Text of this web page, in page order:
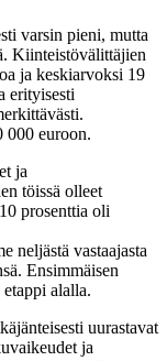
varsin pieni, mutta
Kiinteistövälittäjien
ja keskiarvoksi 19
erityisesti
000 euroon.
ja
töissä olleet
prosenttia oli
neljästä vastaajasta
Ensimmäisen
alalla.
uurastavat
ja